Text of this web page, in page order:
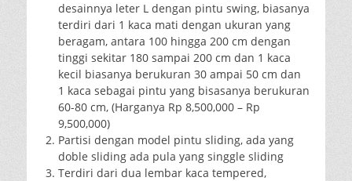
desainnya leter L dengan pintu swing, biasanya
terdiri dari 1 kaca mati dengan ukuran yang
beragam, antara 100 hingga 200 cm dengan
tinggi sekitar 180 sampai 200 cm dan 1 kaca
kecil biasanya berukuran 30 ampai 50 cm dan
1 kaca sebagai pintu yang bisasanya berukuran
60-80 cm, (Harganya Rp 8,500,000 – Rp
9,500,000)
Partisi dengan model pintu sliding, ada yang
doble sliding ada pula yang singgle sliding
Terdiri dari dua lembar kaca tempered,